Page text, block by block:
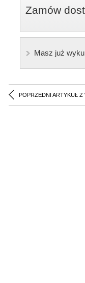
Zamów
Masz już
POPRZEDNI ARTYKUŁ Z